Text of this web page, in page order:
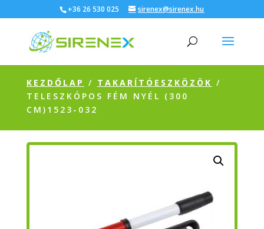
+36 26 530 025 sirenex@sirenex.hu
KEZDŐLAP / TAKARÍTÓESZKÖZÖK /
TELESZKÓPOS FÉM NYÉL (300
CM)1523-032